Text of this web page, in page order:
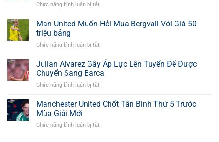
Bằng
Bảng
Chức năng bình luận bị tắt
Tăng
Fresneda
Để
Thủ
Man United Muốn Hỏi Mua Bergvall Với Giá 50
triệu bảng
Chức năng bình luận bị tắt
United
Muốn
Hỏi
Với
Julian Alvarez Gây Áp Lực Lên Tuyển Để Được
Chuyển Sang Barca
Chức năng bình luận bị tắt
Alvarez
Manchester United Chốt Tân Binh Thứ 5 Trước
Mùa Giải Mới
Chức năng bình luận bị tắt